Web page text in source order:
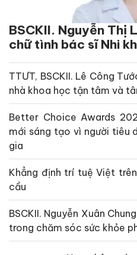
BSCKII. Nguyễn Thị
chữ tình bác sĩ Nhi
TTƯT, BSCKII. Lê Công
nhà khoa học tận tâm và
Better Choice Awards
mới sáng tạo vì người tiêu
gia
Khẳng định trí tuệ Việt
cầu
BSCKII. Nguyễn Xuân
trong chăm sóc sức khỏe